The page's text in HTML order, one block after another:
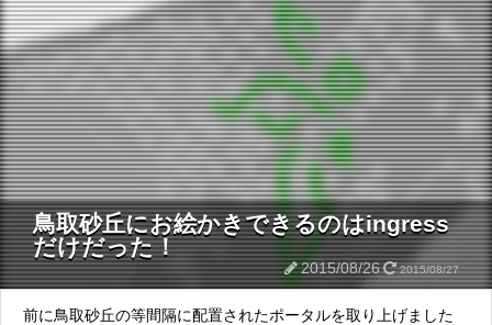
鳥取砂丘にお絵かきできるのはingress
だけだった！
2015/08/26 2015/08/27
前に鳥取砂丘の等間隔に配置されたポータルを取り上げました